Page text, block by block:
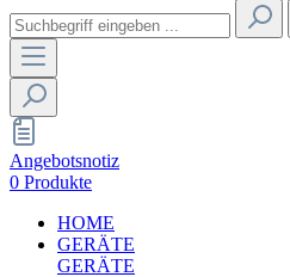
Angebotsnotiz
0 Produkte
HOME
GERÄTE
GERÄTE